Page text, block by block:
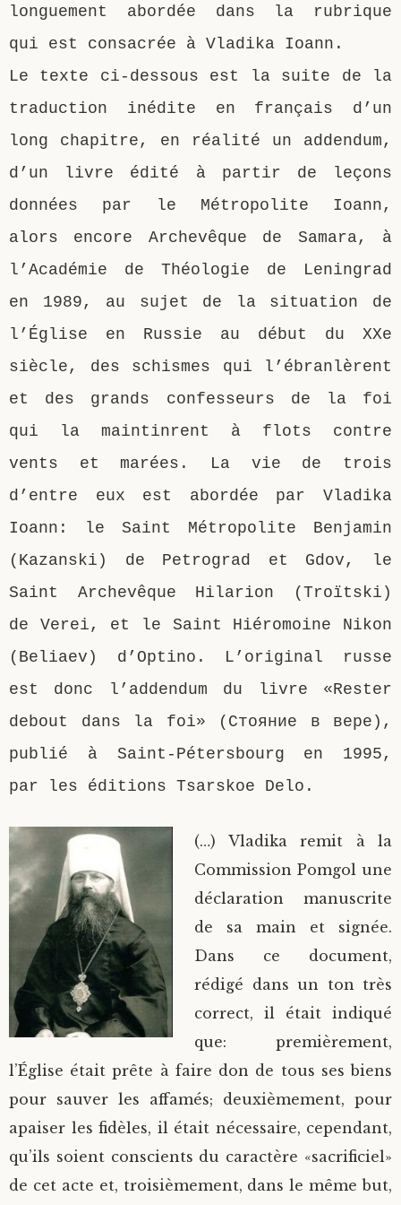
longuement abordée dans la rubrique
qui est consacrée à Vladika Ioann.
Le texte ci-dessous est la suite de la
traduction inédite en français d’un
long chapitre, en réalité un addendum,
d’un livre édité à partir de leçons
données par le Métropolite Ioann,
alors encore Archevêque de Samara, à
l’Académie de Théologie de Leningrad
en 1989, au sujet de la situation de
l’Église en Russie au début du XXe
siècle, des schismes qui l’ébranlèrent
et des grands confesseurs de la foi
qui la maintinrent à flots contre
vents et marées. La vie de trois
d’entre eux est abordée par Vladika
Ioann: le Saint Métropolite Benjamin
(Kazanski) de Petrograd et Gdov, le
Saint Archevêque Hilarion (Troïtski)
de Verei, et le Saint Hiéromoine Nikon
(Beliaev) d’Optino. L’original russe
est donc l’addendum du livre «Rester
debout dans la foi» (Стояние в вере),
publié à Saint-Pétersbourg en 1995,
par les éditions Tsarskoe Delo.
(…) Vladika remit à la
Commission Pomgol une
déclaration manuscrite
de sa main et signée.
Dans ce document,
rédigé dans un ton très
correct, il était indiqué
que: premièrement,
l’Église était prête à faire don de tous ses biens
pour sauver les affamés; deuxièmement, pour
apaiser les fidèles, il était nécessaire, cependant,
qu’ils soient conscients du caractère «sacrificiel»
de cet acte et, troisièmement, dans le même but,